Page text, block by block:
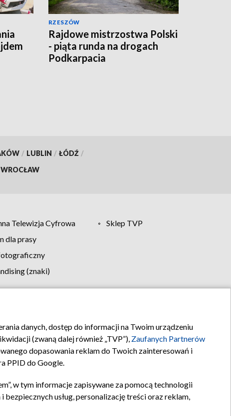
RZESZÓW
Rajdowe mistrzostwa Polski
- piąta runda na drogach
Podkarpacia
/ LUBLIN / ŁÓDŹ /
WROCŁAW
Telewizja Cyfrowa
Sklep TVP
dla prasy
(znaki)
Kontakt
danych, dostęp do informacji na Twoim urządzeniu
(zwaną dalej również „TVP”), Zaufanych Partnerów
dopasowania reklam do Twoich zainteresowań i
PPID do Google.
w tym informacje zapisywane za pomocą technologii
usług, personalizację treści oraz reklam,